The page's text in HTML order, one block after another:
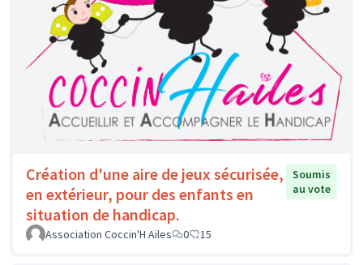
Création d'une aire de jeux sécurisée,
en extérieur, pour des enfants en
situation de handicap.
Soumis
au vote
Association Coccin'H Ailes 0 15